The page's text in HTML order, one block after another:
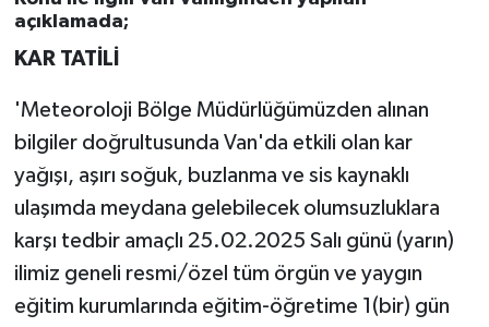
açıklamada;
KAR TATİLİ
'Meteoroloji Bölge Müdürlüğümüzden alınan
bilgiler doğrultusunda Van'da etkili olan kar
yağışı, aşırı soğuk, buzlanma ve sis kaynaklı
ulaşımda meydana gelebilecek olumsuzluklara
karşı tedbir amaçlı 25.02.2025 Salı günü (yarın)
ilimiz geneli resmi/özel tüm örgün ve yaygın
eğitim kurumlarında eğitim-öğretime 1(bir) gün